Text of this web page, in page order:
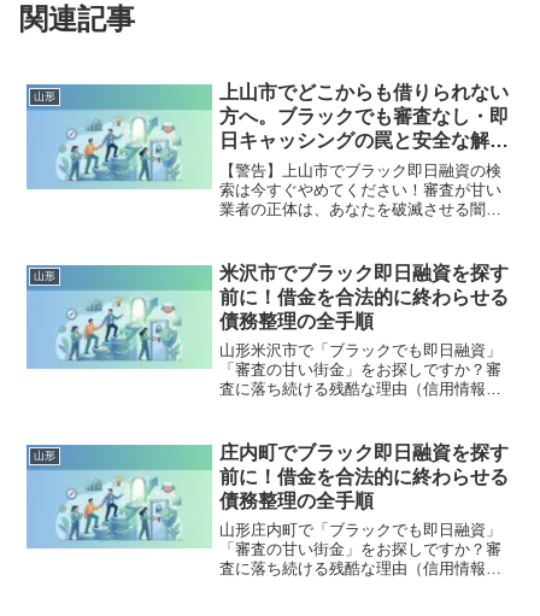
関連記事
山形
上山市でどこからも借りられない
方へ。ブラックでも審査なし・即
日キャッシングの罠と安全な解決
策
【警告】上山市でブラック即日融資の検
索は今すぐやめてください！審査が甘い
業者の正体は、あなたを破滅させる闇金
市で違法業者を避け、借金地獄から抜け
出した方々の実体験と確実な解決策を完
全公開。
山形
米沢市でブラック即日融資を探す
前に！借金を合法的に終わらせる
債務整理の全手順
山形米沢市で「ブラックでも即日融資」
「審査の甘い街金」をお探しですか？審
査に落ち続ける残酷な理由（信用情報と
底解説。多重債務の地獄から抜け出し、
合法的に借金を減額・免除する「債務整
理」の正しい知識と、今すぐ督促を止め
る無料相談窓口をご案内します。
山形
庄内町でブラック即日融資を探す
前に！借金を合法的に終わらせる
債務整理の全手順
山形庄内町で「ブラックでも即日融資」
「審査の甘い街金」をお探しですか？審
査に落ち続ける残酷な理由（信用情報と